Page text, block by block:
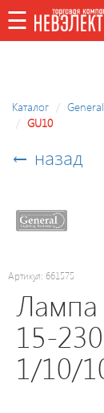
☰☰
Потолочные
освещение
Точечные
Каталог General
GU10
← назад
Артикул: 661575
Лампа
15-
1/10/